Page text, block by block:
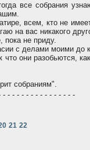
все собрания
всем, кто не
на вас никакого
пока не приду.
с делами моими
они разобьются,
собраниям".
- - - - - - - - - - - - - - - -
21 22